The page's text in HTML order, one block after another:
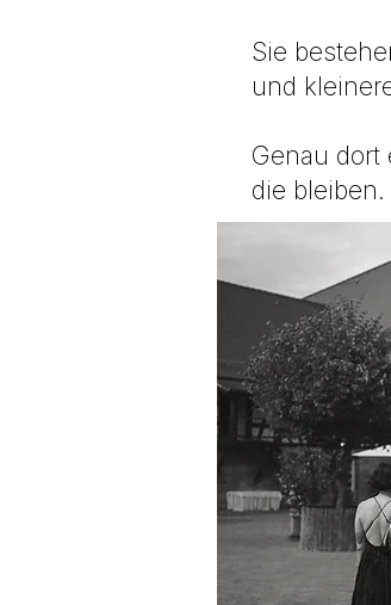
Sie
und
Genau dort
die bleiben.